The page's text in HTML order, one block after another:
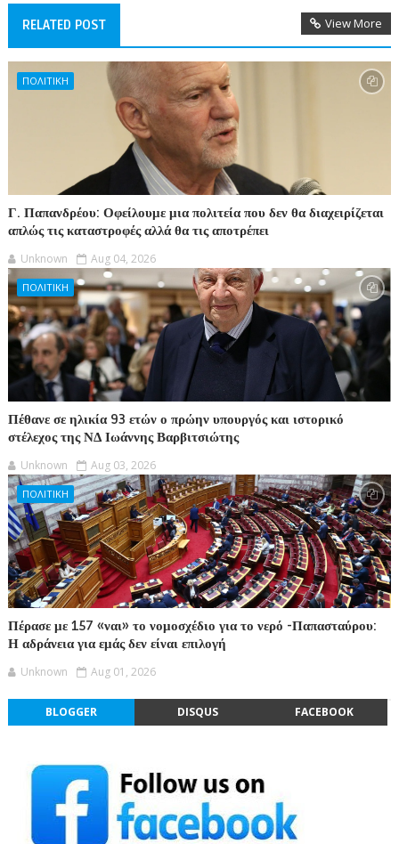
RELATED POST View More
ΠΟΛΙΤΙΚΗ
Γ. Παπανδρέου: Οφείλουμε μια πολιτεία που δεν θα διαχειρίζεται
απλώς τις καταστροφές αλλά θα τις αποτρέπει
Unknown Aug 04, 2026
ΠΟΛΙΤΙΚΗ
Πέθανε σε ηλικία 93 ετών ο πρώην υπουργός και ιστορικό
στέλεχος της ΝΔ Ιωάννης Βαρβιτσιώτης
Unknown Aug 03, 2026
ΠΟΛΙΤΙΚΗ
Πέρασε με 157 «ναι» το νομοσχέδιο για το νερό -Παπασταύρου:
Η αδράνεια για εμάς δεν είναι επιλογή
Unknown Aug 01, 2026
BLOGGER DISQUS FACEBOOK